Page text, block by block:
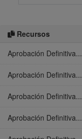
Recursos
Aprobación Definitiva...
Aprobación Definitiva...
Aprobación Definitiva...
Aprobación Definitiva...